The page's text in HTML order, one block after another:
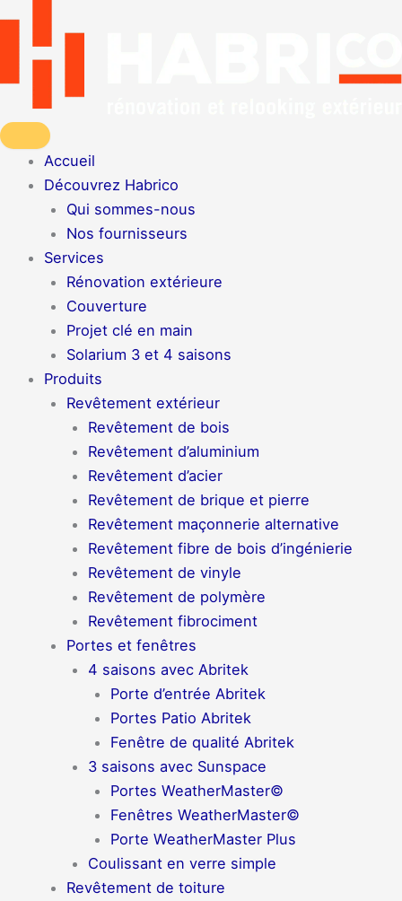
contenu
Accueil
Découvrez Habrico
Qui sommes-nous
Nos fournisseurs
Services
Rénovation extérieure
Couverture
Projet clé en main
Solarium 3 et 4 saisons
Produits
Revêtement extérieur
Revêtement de bois
Revêtement d’aluminium
Revêtement d’acier
Revêtement de brique et pierre
Revêtement maçonnerie alternative
Revêtement fibre de bois d’ingénierie
Revêtement de vinyle
Revêtement de polymère
Revêtement fibrociment
Portes et fenêtres
4 saisons avec Abritek
Porte d’entrée Abritek
Portes Patio Abritek
Fenêtre de qualité Abritek
3 saisons avec Sunspace
Portes WeatherMaster©
Fenêtres WeatherMaster©
Porte WeatherMaster Plus
Coulissant en verre simple
Revêtement de toiture